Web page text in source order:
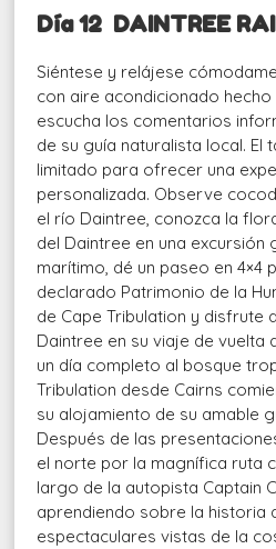
Día 12 DAINTREE
Siéntese y relájese
con aire acondicionado
escucha los comentarios
de su guía naturalista local. El
limitado para ofrecer una
personalizada. Observe
el río Daintree, conozca la
del Daintree en una excursión
marítimo, dé un paseo en 4×4
declarado Patrimonio de la
de Cape Tribulation y disfrute
Daintree en su viaje de vuelta
un día completo al bosque
Tribulation desde Cairns
su alojamiento de su amable
Después de las
el norte por la magnífica ruta
largo de la autopista Captain
aprendiendo sobre la historia
espectaculares vistas de la